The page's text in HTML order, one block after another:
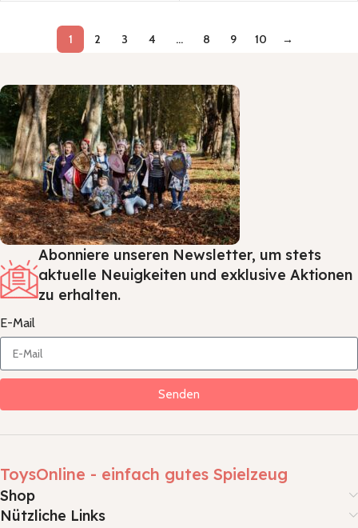
1 2 3 4 … 8 9 10 →
Abonniere unseren Newsletter, um stets
aktuelle Neuigkeiten und exklusive Aktionen
zu erhalten.
E-Mail
Senden
ToysOnline - einfach gutes Spielzeug
Shop
Nützliche Links